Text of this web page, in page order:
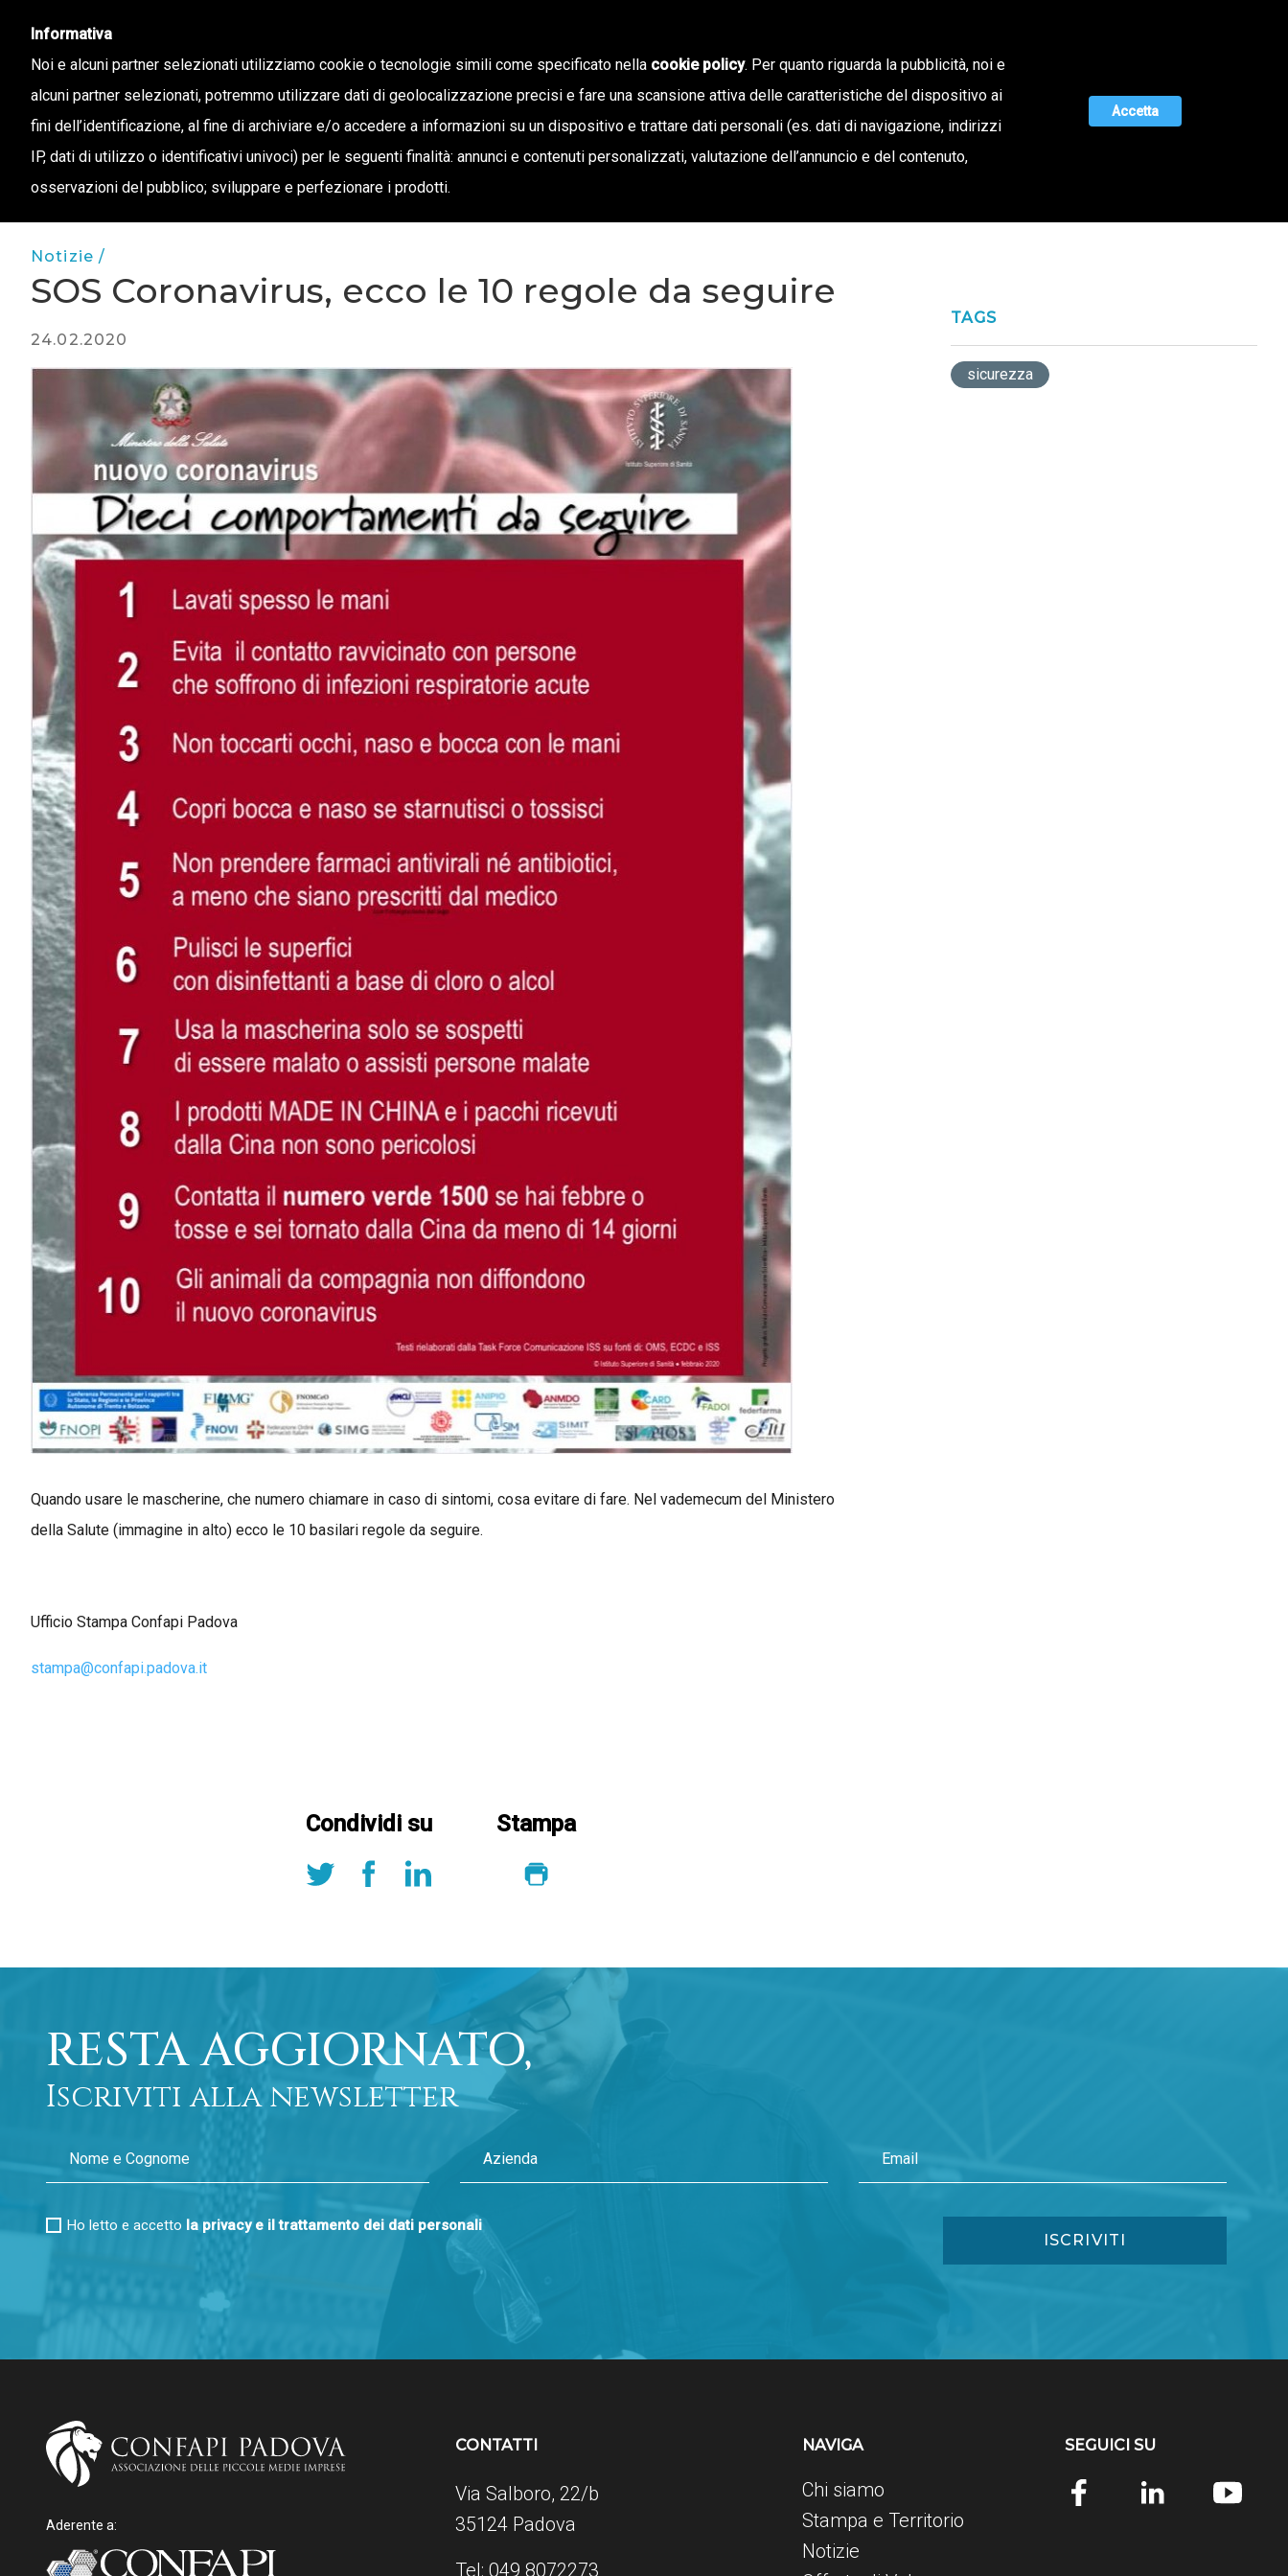
info@confapi.padova.it
CHI SIAMO STAMPA E TERRITORIO NOTIZIE OFFERTA DI VALORE MAGAZINE UNISCITI A NOI
Notizie /
SOS Coronavirus, ecco le 10 regole da seguire
24.02.2020
Quando usare le mascherine, che numero chiamare in caso di sintomi, cosa evitare di fare. Nel vademecum del Ministero
della Salute (immagine in alto) ecco le 10 basilari regole da seguire.
Ufficio Stampa Confapi Padova
stampa@confapi.padova.it
Condividi su Stampa
TAGS
sicurezza
RESTA AGGIORNATO,
Iscriviti alla newsletter
Ho letto e accetto la privacy e il trattamento dei dati personali
Aderente a:
CONTATTI
Via Salboro, 22/b
35124 Padova
Tel: 049 8072273
NAVIGA
Chi siamo
Stampa e Territorio
Notizie
SEGUICI SU
Informativa
Noi e alcuni partner selezionati utilizziamo cookie o tecnologie simili come specificato nella cookie policy. Per quanto riguarda la pubblicità, noi e
alcuni partner selezionati, potremmo utilizzare dati di geolocalizzazione precisi e fare una scansione attiva delle caratteristiche del dispositivo ai
fini dell’identificazione, al fine di archiviare e/o accedere a informazioni su un dispositivo e trattare dati personali (es. dati di navigazione, indirizzi
IP, dati di utilizzo o identificativi univoci) per le seguenti finalità: annunci e contenuti personalizzati, valutazione dell’annuncio e del contenuto,
osservazioni del pubblico; sviluppare e perfezionare i prodotti.
Accetta